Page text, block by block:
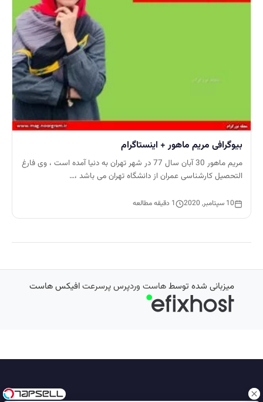
بیوگرافی مریم ماهور + اینستاگرام
مریم ماهور 30 آبان سال 77 در شهر تهران به دنیا آمده است ، وی فارغ
التحصیل کارشناسی عمران از دانشگاه تهران می باشد ،…
10 سپتامبر, 2020 1 دقیقه مطالعه
میزبانی شده توسطهاست وردپرس پرسرعتافیکس هاست